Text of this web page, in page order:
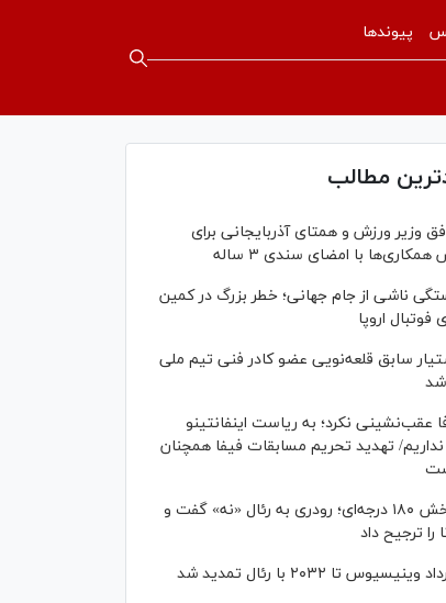
پیوندها
مطالب
وزیر ورزش و همتای آذربایجانی برای
با امضای سندی ۳ ساله
ناشی از جام جهانی؛ خطر بزرگ در کمین
فوتبال اروپا
سابق قلعه‌نویی عضو کادر فنی تیم ملی
شد
عقب‌نشینی نکرد؛ به ریاست اینفانتینو
نداریم/ تهدید تحریم مسابقات فیفا همچنان
چرخش ۱۸۰ درجه‌ای؛ رودری به رئال «نه» گفت و
را ترجیح داد
وینیسیوس تا ۲۰۳۲ با رئال‌ تمدید شد